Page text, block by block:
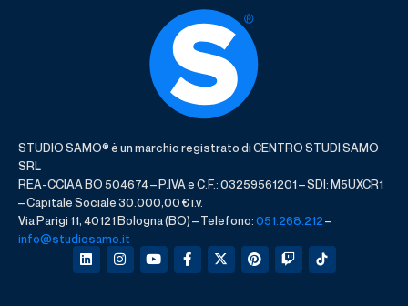
STUDIO SAMO® è un marchio registrato di CENTRO STUDI SAMO
SRL
REA-CCIAA BO 504674 – P.IVA e C.F.: 03259561201 – SDI: M5UXCR1
– Capitale Sociale 30.000,00 € i.v.
Via Parigi 11, 40121 Bologna (BO) – Telefono:051.268.212–
info@studiosamo.it